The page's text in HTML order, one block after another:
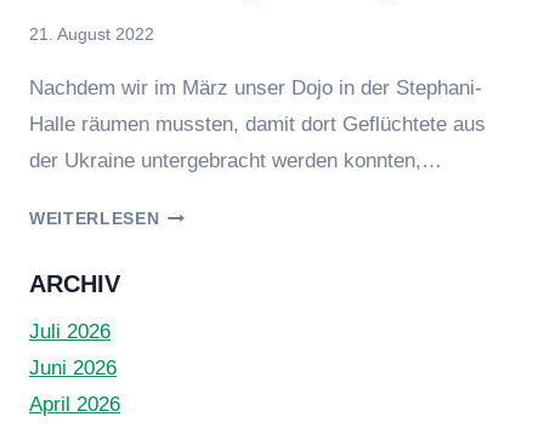
Von
Raufer
21. August 2022
Nachdem wir im März unser Dojo in der Stephani-
Halle räumen mussten, damit dort Geflüchtete aus
der Ukraine untergebracht werden konnten,…
WEITERLESENWIEDEREINZUG
ARCHIV
Juli 2026
Juni 2026
April 2026